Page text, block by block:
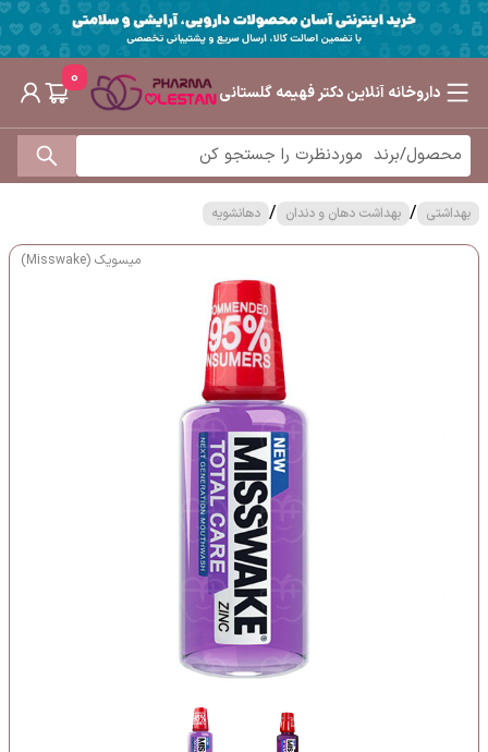
داروخانه آنلاین دکتر فهیمه گلستانی
0
بهداشتی / بهداشت دهان و دندان / دهانشویه
میسویک (Misswake)